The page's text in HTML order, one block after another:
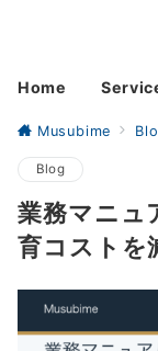
Home
Musubime
Blog
業務マニュ
育コストを